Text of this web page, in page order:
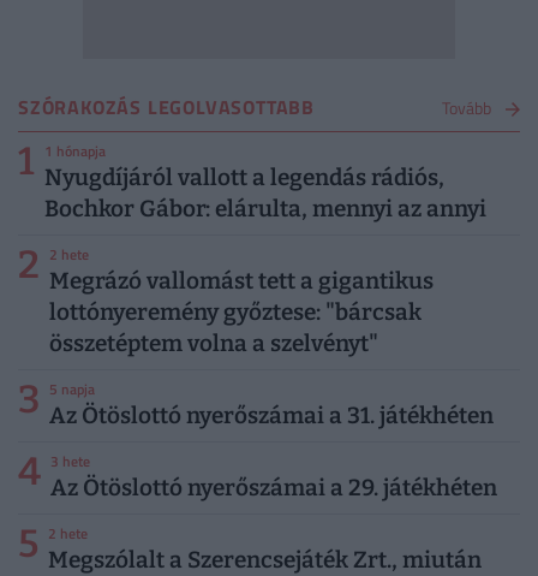
SZÓRAKOZÁS LEGOLVASOTTABB Tovább
1 1 hónapja
Nyugdíjáról vallott a legendás rádiós,
Bochkor Gábor: elárulta, mennyi az annyi
2 2 hete
Megrázó vallomást tett a gigantikus
lottónyeremény győztese: "bárcsak
összetéptem volna a szelvényt"
3 5 napja
Az Ötöslottó nyerőszámai a 31. játékhéten
4 3 hete
Az Ötöslottó nyerőszámai a 29. játékhéten
5 2 hete
Megszólalt a Szerencsejáték Zrt., miután